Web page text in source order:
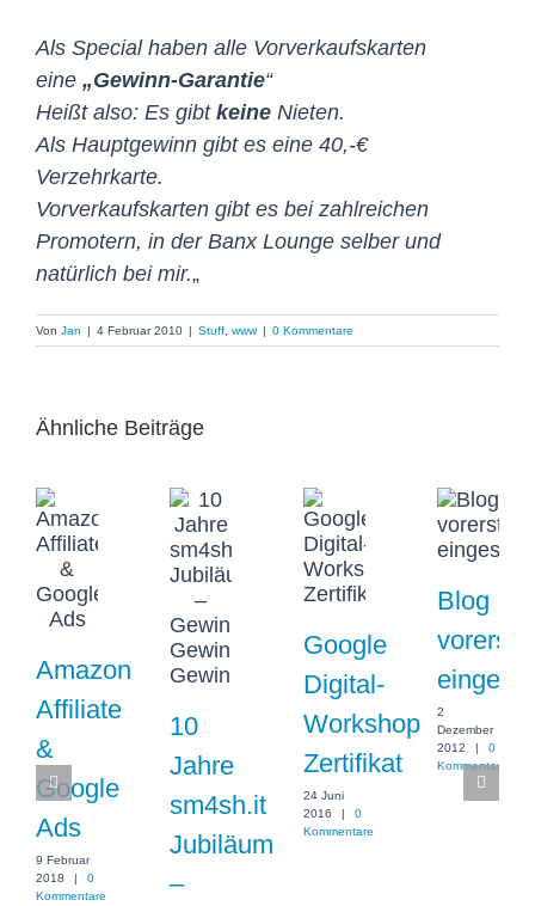
Als Special haben alle Vorverkaufskarten
eine „Gewinn-Garantie“
Heißt also: Es gibt keine Nieten.
Als Hauptgewinn gibt es eine 40,-€
Verzehrkarte.
Vorverkaufskarten gibt es bei zahlreichen
Promotern, in der Banx Lounge selber und
natürlich bei mir.„
Von Jan | 4 Februar 2010 | Stuff www | 0 Kommentare
Ähnliche Beiträge
Amazon
Affiliate
&
Google
Ads
9 Februar
2018
|
0
Kommentare
10
Jahre
sm4sh.it
Jubiläum
–
Google
Digital-
Workshop
Zertifikat
24 Juni
2016
|
0
Kommentare
Blog
vorerst
2
Dezember
2012
|
0
Kommentare